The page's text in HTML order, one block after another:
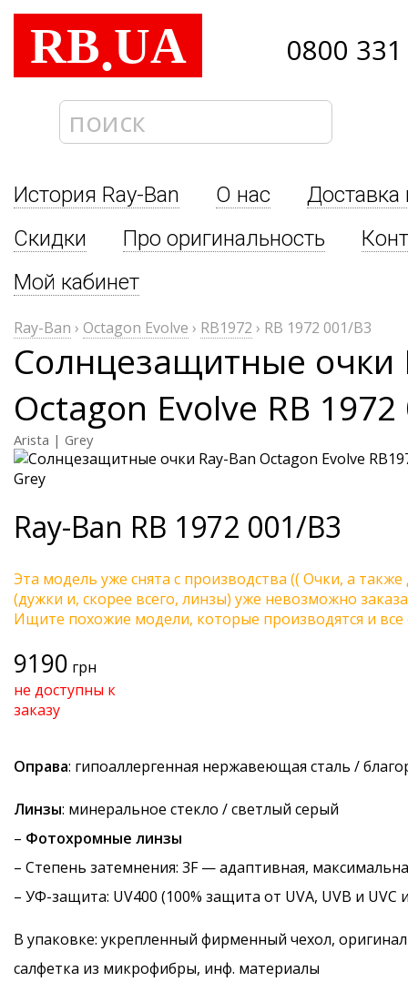
RB.UA 0800
История Ray-Ban О нас
Доставка
Скидки
Про оригинальность
Мой кабинет
Ray-Ban › Octagon Evolve › RB1972 › RB 1972 001/B3
Солнцезащитные очки
Octagon Evolve RB
Arista | Grey
Ray-Ban RB 1972 001/B3
Эта модель уже снята с производства (( Очки, а
(дужки и, скорее всего, линзы) уже невозможно
Ищите похожие модели, которые производятся и
9190 грн
не доступны к
заказу
Оправа: гипоаллергенная нержавеющая сталь /
Линзы: минеральное стекло / светлый серый
– Фотохромные линзы
– Степень затемнения: 3F — адаптивная,
– УФ-защита: UV400 (100% защита от UVA, UVB и UVC
В упаковке: укрепленный фирменный чехол,
салфетка из микрофибры, инф. материалы